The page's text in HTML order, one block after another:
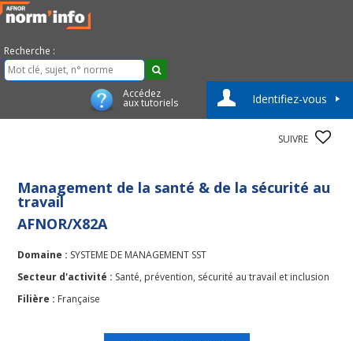
Recherche :
Accédez
aux tutoriels Identifiez-vous
SUIVRE
Management de la santé & de la sécurité au
travail
AFNOR/X82A
Domaine : SYSTEME DE MANAGEMENT SST
Secteur d'activité : Santé, prévention, sécurité au travail et inclusion
Filière : Française